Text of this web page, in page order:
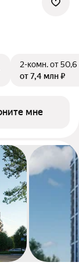
2-комн.от 50,6
от 7,4 млн ₽
мне